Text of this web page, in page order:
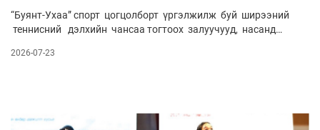
“Буянт-Ухаа” спорт цогцолборт үргэлжилж буй ширээний
теннисний дэлхийн чансаа тогтоох залуучууд, насанд
тэмцээнд манай улсын шигшээ багийнхан дэлхийн
2026-07-23